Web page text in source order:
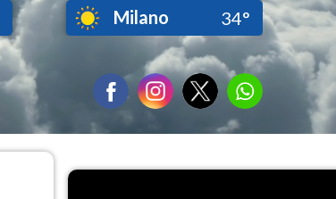
Milano 34°